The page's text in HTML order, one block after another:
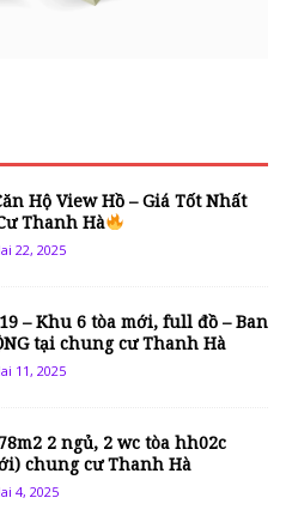
Hộ View Hồ – Giá Tốt Nhất
Thanh Hà
22, 2025
– Khu 6 tòa mới, full đồ – Ban
tại chung cư Thanh Hà
11, 2025
2 ngủ, 2 wc tòa hh02c
chung cư Thanh Hà
4, 2025